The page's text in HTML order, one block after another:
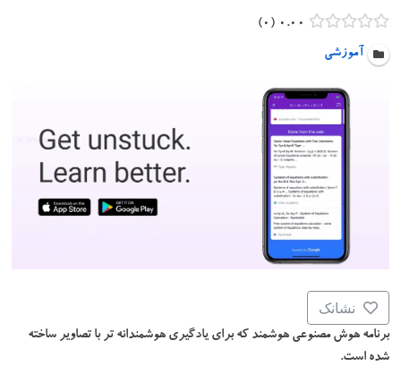
www.hooshtaak.ir
۰.۰۰ ۰
آموزشی
نشانک
برنامه هوش مصنوعی هوشمند که برای یادگیری هوشمندانه تر با تصاویر ساخته
شده است.